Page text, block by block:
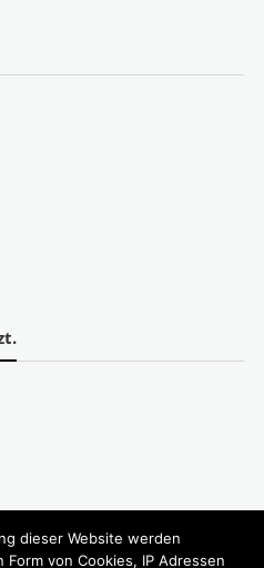
dieser Website werden
von Cookies, IP Adressen